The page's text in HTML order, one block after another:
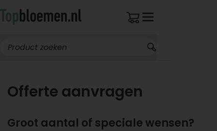
Offerte aanvragen
Groot aantal of speciale wensen?